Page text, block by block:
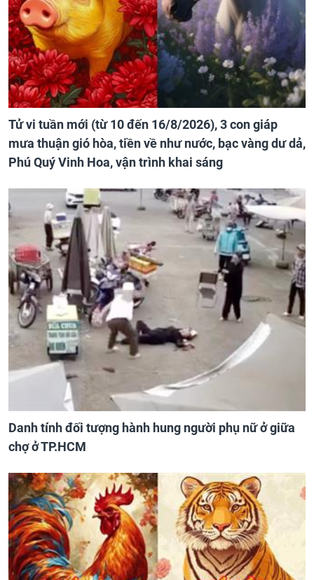
Tử vi tuần mới (từ 10 đến 16/8/2026), 3 con giáp
mưa thuận gió hòa, tiền về như nước, bạc vàng dư dả,
Phú Quý Vinh Hoa, vận trình khai sáng
Danh tính đối tượng hành hung người phụ nữ ở giữa
chợ ở TP.HCM